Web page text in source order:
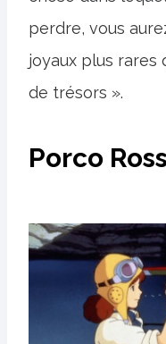
perdre, vous
joyaux plus rares
de trésors ».
Porco